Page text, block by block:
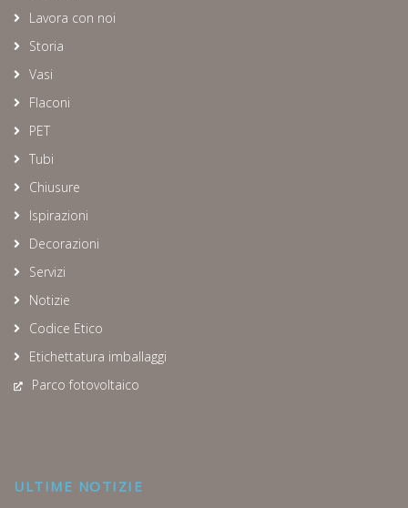
Lavora con noi
Storia
Vasi
Flaconi
PET
Tubi
Chiusure
Ispirazioni
Decorazioni
Servizi
Notizie
Codice Etico
Etichettatura imballaggi
Parco fotovoltaico
ULTIME NOTIZIE